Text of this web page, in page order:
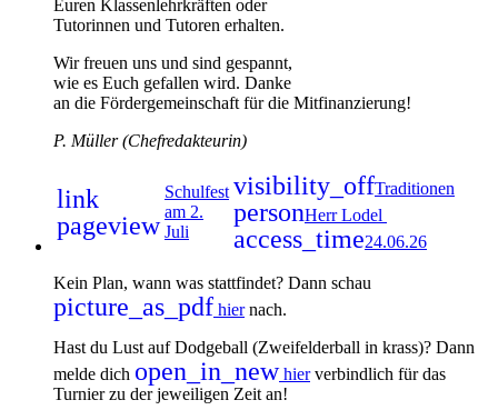
Euren Klassenlehrkräften oder
Tutorinnen und Tutoren erhalten.
Wir freuen uns und sind gespannt,
wie es Euch gefallen wird. Danke
an die Fördergemeinschaft für die Mitfinanzierung!
P. Müller (Chefredakteurin)
link
pageview
Schulfest
am 2.
Juli
visibility_offTraditionen
personHerr Lodel
access_time24.06.26
Kein Plan, wann was stattfindet? Dann schau
picture_as_pdf hiernach.
Hast du Lust auf Dodgeball (Zweifelderball in krass)? Dann
melde dich open_in_newhierverbindlich für das
Turnier zu der jeweiligen Zeit an!